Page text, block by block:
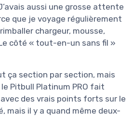
aussi une grosse attente
que je voyage régulièrement
chargeur, mousse,
côté « tout-en-un sans fil »
ça section par section, mais
Pitbull Platinum PRO fait
des vrais points forts sur le
mais il y a quand même deux-